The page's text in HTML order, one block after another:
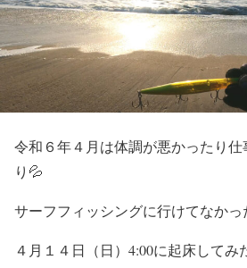
令和６年４月は体調が悪かったり
り💦
サーフフィッシングに行けてなか
４月１４日（日）4:00に起床してみ